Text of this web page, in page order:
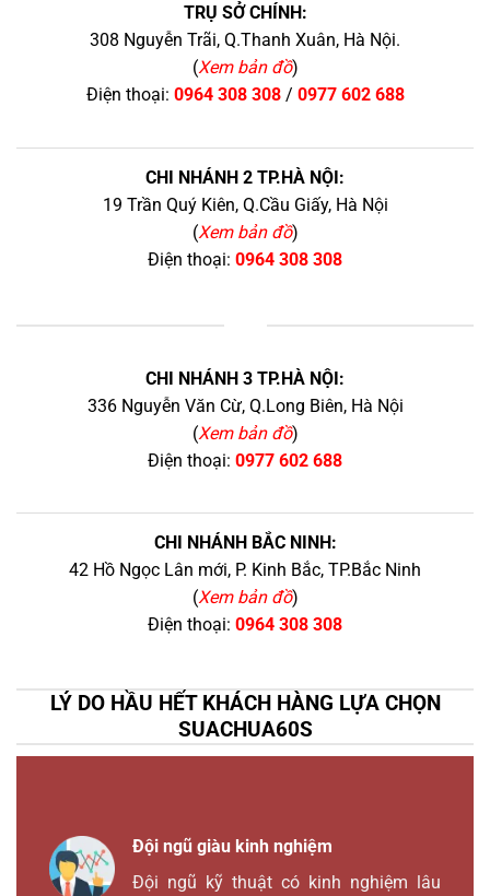
TRỤ SỞ CHÍNH:
308 Nguyễn Trãi, Q.Thanh Xuân, Hà Nội.
(Xem bản đồ)
Điện thoại: 0964 308 308/ 0977 602 688
CHI NHÁNH 2 TP.HÀ NỘI:
19 Trần Quý Kiên, Q.Cầu Giấy, Hà Nội
(Xem bản đồ)
Điện thoại: 0964 308 308
CHI NHÁNH 3 TP.HÀ NỘI:
336 Nguyễn Văn Cừ, Q.Long Biên, Hà Nội
(Xem bản đồ)
Điện thoại: 0977 602 688
CHI NHÁNH BẮC NINH:
42 Hồ Ngọc Lân mới, P. Kinh Bắc, TP.Bắc Ninh
(Xem bản đồ)
Điện thoại: 0964 308 308
LÝ DO HẦU HẾT KHÁCH HÀNG LỰA CHỌN
SUACHUA60S
Đội ngũ giàu kinh nghiệm
Đội ngũ kỹ thuật có kinh nghiệm lâu